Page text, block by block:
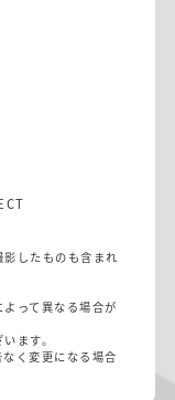
したものも含まれ
って異なる場合が
ます。
く変更になる場合